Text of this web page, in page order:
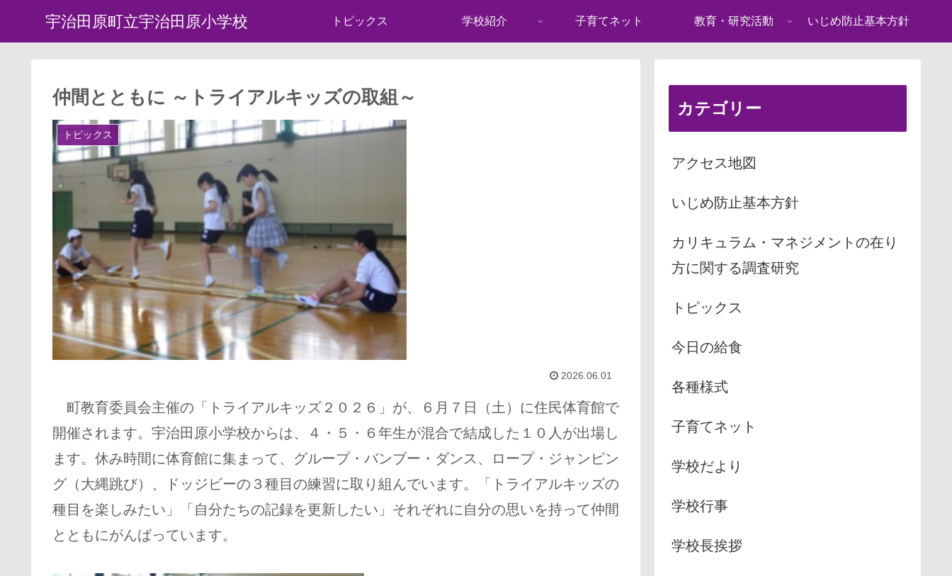
宇治田原町立宇治田原小学校 トピックス 学校紹介 子育てネット 教育・研究活動 いじめ防止基本方針
仲間とともに ～トライアルキッズの取組～
トピックス
2026.06.01
町教育委員会主催の「トライアルキッズ２０２６」が、６月７日（土）に住民体育館で
開催されます。宇治田原小学校からは、４・５・６年生が混合で結成した１０人が出場し
ます。休み時間に体育館に集まって、グループ・バンブー・ダンス、ロープ・ジャンピン
グ（大縄跳び）、ドッジビーの３種目の練習に取り組んでいます。「トライアルキッズの
種目を楽しみたい」「自分たちの記録を更新したい」それぞれに自分の思いを持って仲間
とともにがんばっています。
カテゴリー
アクセス地図
いじめ防止基本方針
カリキュラム・マネジメントの在り
方に関する調査研究
トピックス
今日の給食
各種様式
子育てネット
学校だより
学校行事
学校長挨拶